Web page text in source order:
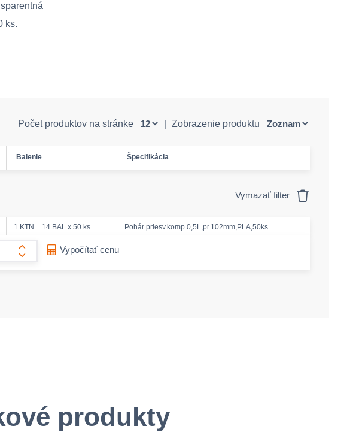
ks.
Počet produktov na stránke Zobrazenie produktu
Balenie Špecifikácia
Vymazať filter
1 KTN = 14 BAL x 50 ks Pohár priesv.komp.0,5L,pr.102mm,PLA,50ks
form.increase-amount
Vypočítať cenu
produkty